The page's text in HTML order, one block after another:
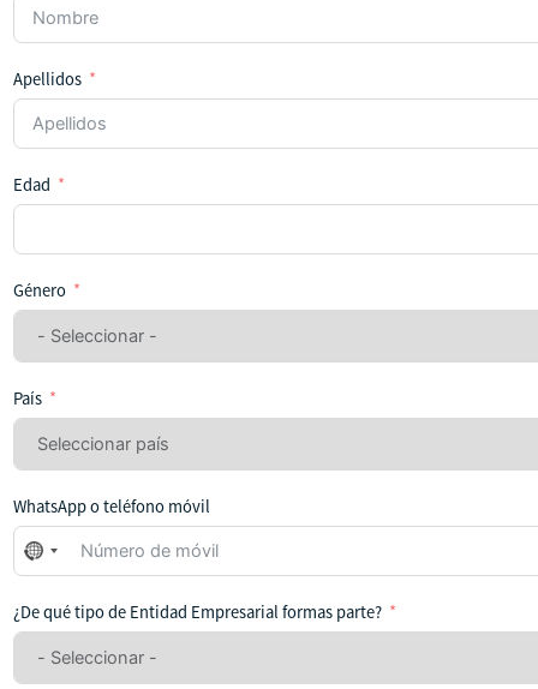
Apellidos
Edad
Género
País
WhatsApp o teléfono móvil
No
se
seleccionado
ningún
¿De qué tipo de Entidad Empresarial formas parte?